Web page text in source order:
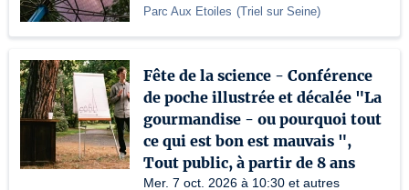
Parc Aux Etoiles (Triel sur Seine)
Fête de la science - Conférence
de poche illustrée et décalée "La
gourmandise - ou pourquoi tout
ce qui est bon est mauvais ",
Tout public, à partir de 8 ans
Mer. 7 oct. 2026 à 10:30 et autres